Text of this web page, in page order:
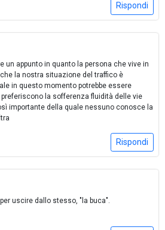
Rispondi
appunto in quanto la persona che vive in
la nostra situazione del traffico è
in questo momento potrebbe essere
la sofferenza fluidità delle vie
importante della quale nessuno conosce la
Rispondi
uscire dallo stesso, "la buca".